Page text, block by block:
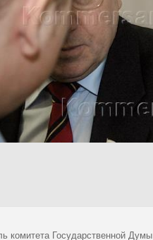
комитета Государственной